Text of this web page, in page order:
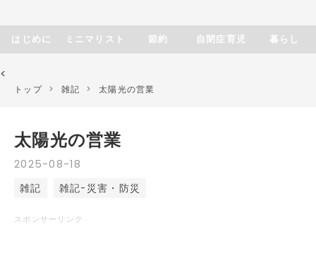
はじめに ミニマリスト 節約 自閉症育児 暮らし
<
トップ > 雑記 > 太陽光の営業
2025-08-18
太陽光の営業
雑記 雑記-災害・防災
スポンサーリンク